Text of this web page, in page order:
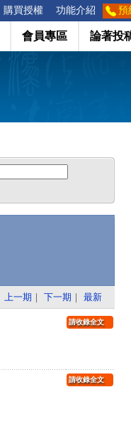
購買授權 功能介紹 預
會員專區 論著投
上一期 ｜ 下一期 ｜ 最新
請收錄全文
請收錄全文